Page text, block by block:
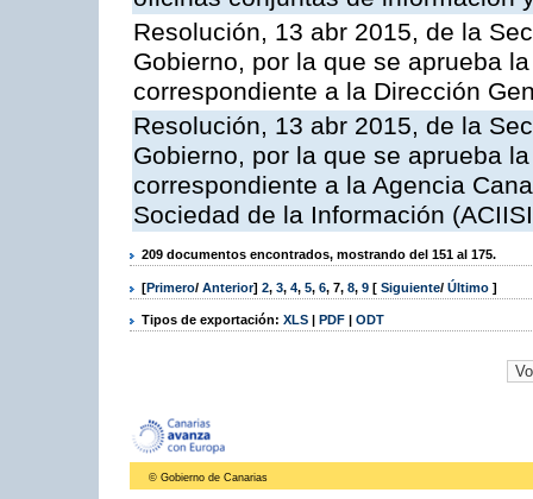
Resolución, 13 abr 2015, de la
Gobierno, por la que se aprueba
correspondiente a la Dirección
Resolución, 13 abr 2015, de la
Gobierno, por la que se aprueba
correspondiente a la Agencia
Sociedad de la Información
209 documentos encontrados, mostrando del 151 al 175.
[Primero/ Anterior] 2, 3, 4, 5, 6, 7, 8, 9 [ Siguiente/ Último ]
Tipos de exportación: XLS | PDF | ODT
© Gobierno de Canarias